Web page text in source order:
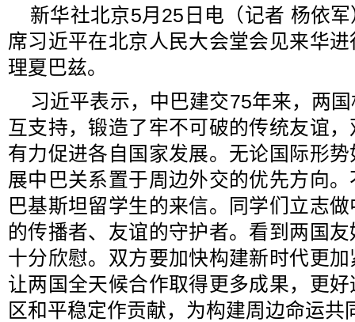
新华社北京5月25日电（记者 杨依
席习近平在北京人民大会堂会见来华
理夏巴兹。
习近平表示，中巴建交75年来，两
互支持，锻造了牢不可破的传统友谊
有力促进各自国家发展。无论国际形
展中巴关系置于周边外交的优先方向
巴基斯坦留学生的来信。同学们立志
的传播者、友谊的守护者。看到两国
十分欣慰。双方要加快构建新时代更
让两国全天候合作取得更多成果，更
区和平稳定作贡献，为构建周边命运共